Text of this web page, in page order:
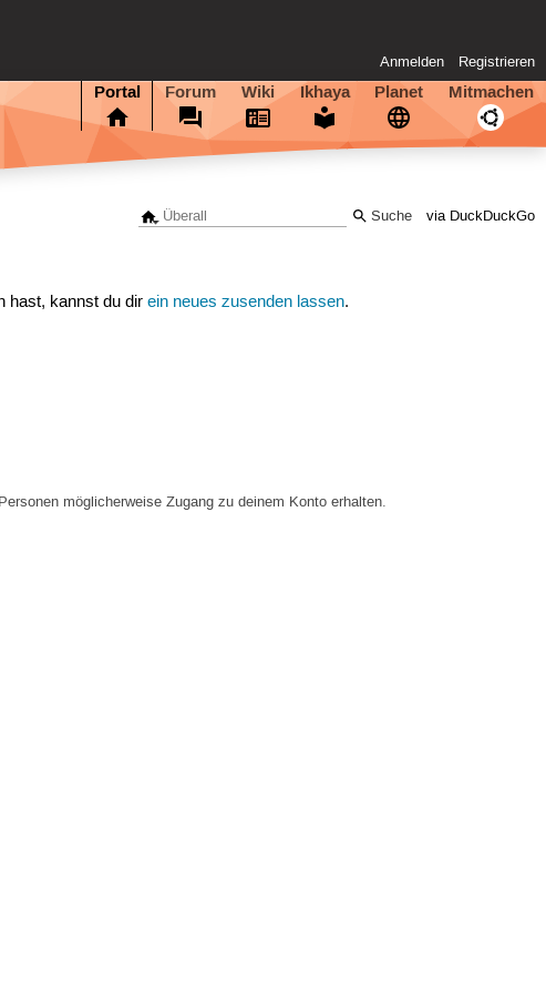
Anmelden Registrieren
Portal Forum Wiki Ikhaya Planet Mitmachen
via DuckDuckGo
hast, kannst du direin neues zusenden lassen.
möglicherweise Zugang zu deinem Konto erhalten.